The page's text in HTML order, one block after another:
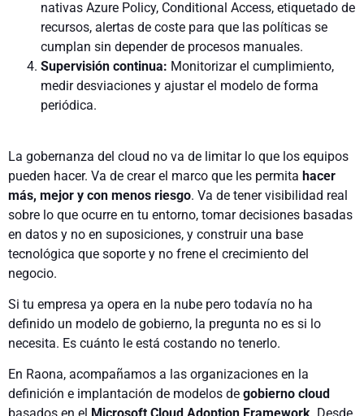
nativas Azure Policy, Conditional Access, etiquetado de
recursos, alertas de coste para que las políticas se
cumplan sin depender de procesos manuales.
Supervisión continua: Monitorizar el cumplimiento,
medir desviaciones y ajustar el modelo de forma
periódica.
La gobernanza del cloud no va de limitar lo que los equipos
pueden hacer. Va de crear el marco que les permita hacer
más, mejor y con menos riesgo. Va de tener visibilidad real
sobre lo que ocurre en tu entorno, tomar decisiones basadas
en datos y no en suposiciones, y construir una base
tecnológica que soporte y no frene el crecimiento del
negocio.
Si tu empresa ya opera en la nube pero todavía no ha
definido un modelo de gobierno, la pregunta no es si lo
necesita. Es cuánto le está costando no tenerlo.
En Raona, acompañamos a las organizaciones en la
definición e implantación de modelos de gobierno cloud